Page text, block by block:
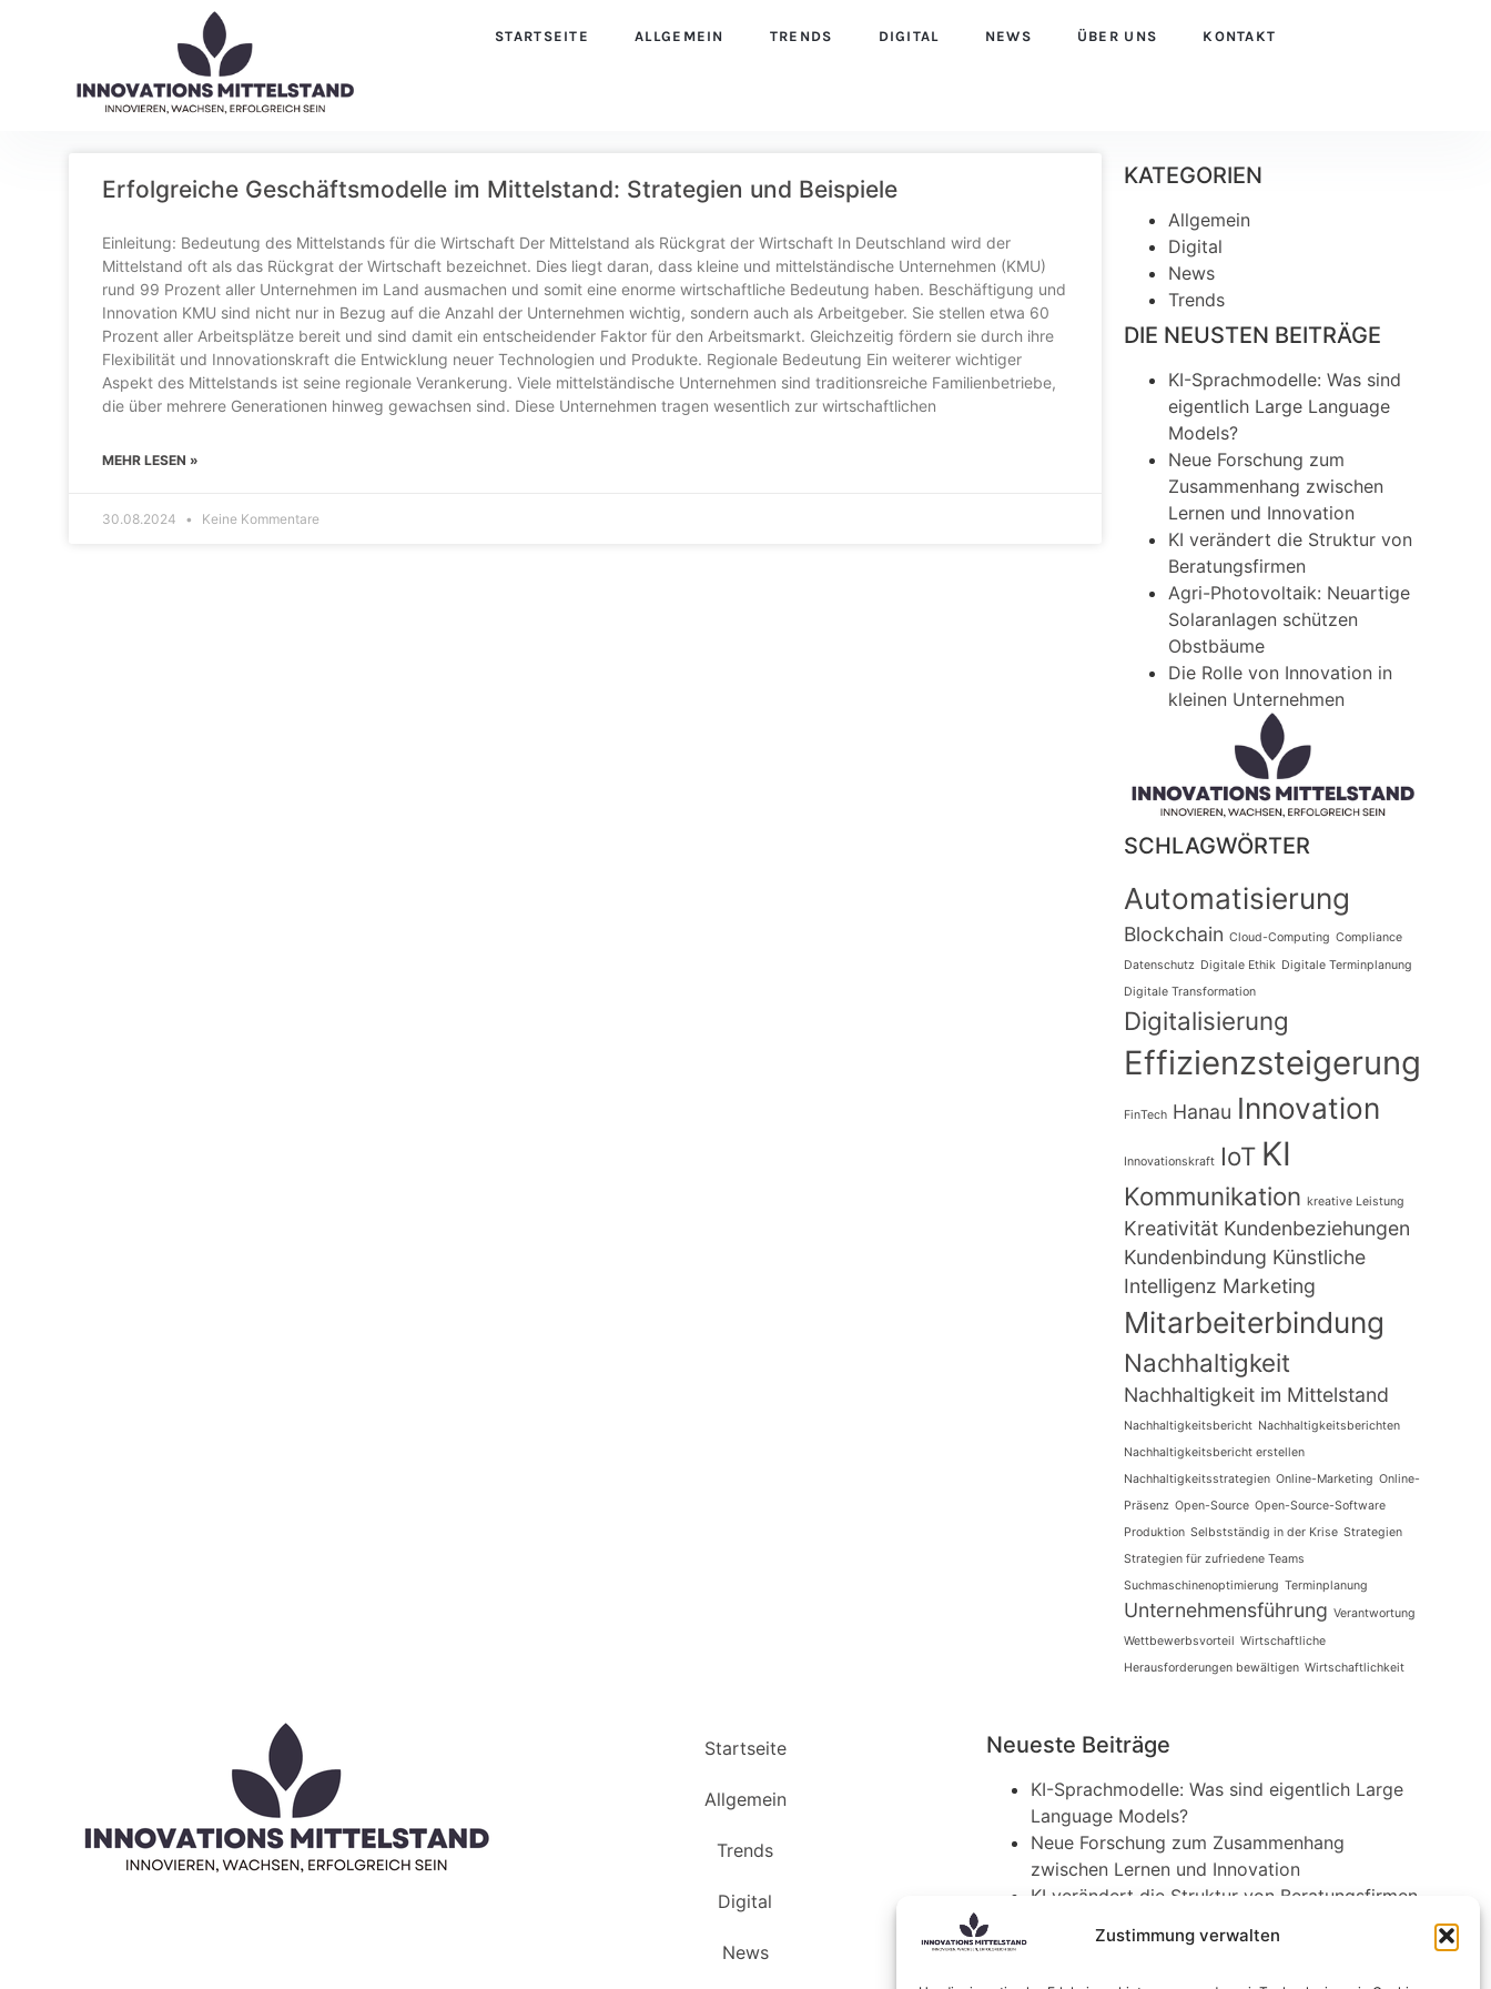
Zustimmung verwalten
STARTSEITE ALLGEMEIN TRENDS DIGITAL NEWS ÜBER UNS KONTAKT
Erfolgreiche Geschäftsmodelle im Mittelstand: Strategien und Beispiele
Einleitung: Bedeutung des Mittelstands für die Wirtschaft Der Mittelstand als Rückgrat der Wirtschaft In Deutschland wird der
Mittelstand oft als das Rückgrat der Wirtschaft bezeichnet. Dies liegt daran, dass kleine und mittelständische Unternehmen (KMU)
rund 99 Prozent aller Unternehmen im Land ausmachen und somit eine enorme wirtschaftliche Bedeutung haben. Beschäftigung und
Innovation KMU sind nicht nur in Bezug auf die Anzahl der Unternehmen wichtig, sondern auch als Arbeitgeber. Sie stellen etwa 60
Prozent aller Arbeitsplätze bereit und sind damit ein entscheidender Faktor für den Arbeitsmarkt. Gleichzeitig fördern sie durch ihre
Flexibilität und Innovationskraft die Entwicklung neuer Technologien und Produkte. Regionale Bedeutung Ein weiterer wichtiger
Aspekt des Mittelstands ist seine regionale Verankerung. Viele mittelständische Unternehmen sind traditionsreiche Familienbetriebe,
die über mehrere Generationen hinweg gewachsen sind. Diese Unternehmen tragen wesentlich zur wirtschaftlichen
MEHR LESEN »
30.08.2024 Keine Kommentare
KATEGORIEN
Allgemein
Digital
News
Trends
DIE NEUSTEN BEITRÄGE
KI-Sprachmodelle: Was sind
eigentlich Large Language
Models?
Neue Forschung zum
Zusammenhang zwischen
Lernen und Innovation
KI verändert die Struktur von
Beratungsfirmen
Agri-Photovoltaik: Neuartige
Solaranlagen schützen
Obstbäume
Die Rolle von Innovation in
kleinen Unternehmen
SCHLAGWÖRTER
Automatisierung
Blockchain Cloud-Computing Compliance
Datenschutz Digitale Ethik Digitale Terminplanung
Digitale Transformation
Digitalisierung
Effizienzsteigerung
FinTech Hanau Innovation
Innovationskraft IoT KI
Kommunikation kreative Leistung
Kreativität Kundenbeziehungen
Kundenbindung Künstliche
Intelligenz Marketing
Mitarbeiterbindung
Nachhaltigkeit
Nachhaltigkeit im Mittelstand
Nachhaltigkeitsbericht Nachhaltigkeitsberichten
Nachhaltigkeitsbericht erstellen
Nachhaltigkeitsstrategien Online-Marketing Online-
Präsenz Open-Source Open-Source-Software
Produktion Selbstständig in der Krise Strategien
Strategien für zufriedene Teams
Suchmaschinenoptimierung Terminplanung
Unternehmensführung Verantwortung
Wettbewerbsvorteil Wirtschaftliche
Herausforderungen bewältigen Wirtschaftlichkeit
Startseite
Allgemein
Trends
Digital
News
Neueste Beiträge
KI-Sprachmodelle: Was sind eigentlich Large
Language Models?
Neue Forschung zum Zusammenhang
zwischen Lernen und Innovation
KI verändert die Struktur von Beratungsfirmen
schützen Obstbäume